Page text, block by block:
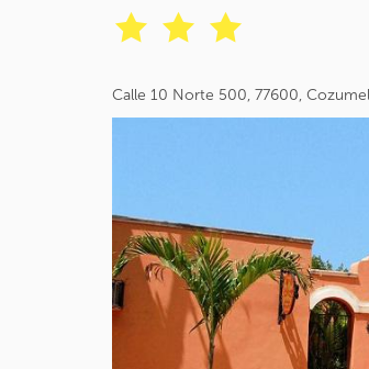
Calle 10 Norte 500, 77600,